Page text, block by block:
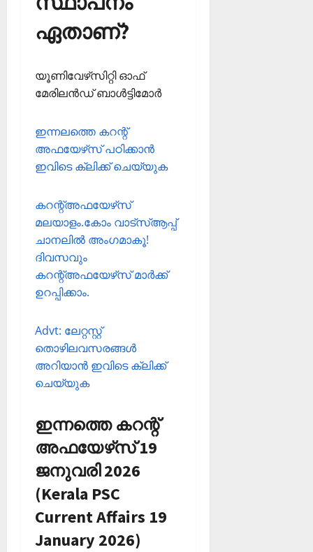
ഏതാണ്?
യൂണിവേഴ്‌സിറ്റി ഓഫ്
മേരിലന്‍ഡ് ബാള്‍ട്ടിമോര്‍
ഇന്നലത്തെ കറന്റ്
അഫയേഴ്‌സ് പഠിക്കാന്‍
ഇവിടെ ക്ലിക്ക് ചെയ്യുക
കറന്റ്അഫയേഴ്‌സ്
മലയാളം.കോം വാട്‌സ്ആപ്പ്
ചാനലില്‍ അംഗമാകൂ!
ദിവസവും
കറന്റ്അഫയേഴ്‌സ് മാര്‍ക്ക്
ഉറപ്പിക്കാം.
Advt: ലേറ്റസ്റ്റ്
തൊഴിലവസരങ്ങള്‍
അറിയാന്‍ ഇവിടെ ക്ലിക്ക്
ചെയ്യുക
ഇന്നത്തെ കറന്റ്
അഫയേഴ്‌സ് 19
ജനുവരി 2026
(Kerala PSC
Current Affairs 19
January 2026)